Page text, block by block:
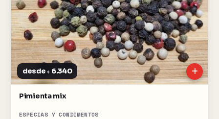
desde $ 6.340
Pimienta mix
ESPECIAS Y CONDIMENTOS